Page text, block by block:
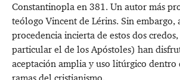
Constantinopla en 381. Un autor más
teólogo Vincent de Lérins. Sin embargo,
procedencia incierta de estos dos
particular el de los Apóstoles) han
aceptación amplia y uso litúrgico dentro